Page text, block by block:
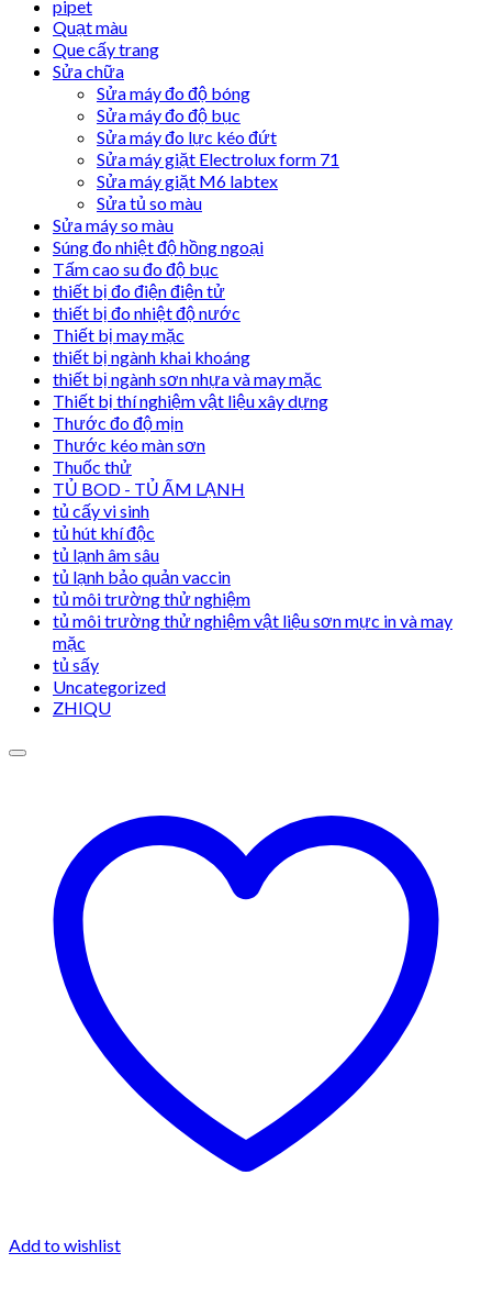
pipet
Quạt màu
Que cấy trang
Sửa chữa
Sửa máy đo độ bóng
Sửa máy đo độ bục
Sửa máy đo lực kéo đứt
Sửa máy giặt Electrolux form 71
Sửa máy giặt M6 labtex
Sửa tủ so màu
Sửa máy so màu
Súng đo nhiệt độ hồng ngoại
Tấm cao su đo độ bục
thiết bị đo điện điện tử
thiết bị đo nhiệt độ nước
Thiết bị may mặc
thiết bị ngành khai khoáng
thiết bị ngành sơn nhựa và may mặc
Thiết bị thí nghiệm vật liệu xây dựng
Thước đo độ mịn
Thước kéo màn sơn
Thuốc thử
TỦ BOD - TỦ ẤM LẠNH
tủ cấy vi sinh
tủ hút khí độc
tủ lạnh âm sâu
tủ lạnh bảo quản vaccin
tủ môi trường thử nghiệm
tủ môi trường thử nghiệm vật liệu sơn mực in và may
mặc
tủ sấy
Uncategorized
ZHIQU
Add to wishlist